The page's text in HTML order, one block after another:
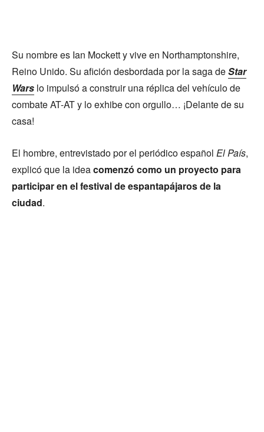
Su nombre es Ian Mockett y vive en Northamptonshire,
Reino Unido. Su afición desbordada por la saga deStar
Wars lo impulsó a construir una réplica del vehículo de
combate AT-AT y lo exhibe con orgullo… ¡Delante de su
casa!
El hombre, entrevistado por el periódico español El País,
explicó que la ideacomenzó como un proyecto para
participar en el festival de espantapájaros de la
ciudad.